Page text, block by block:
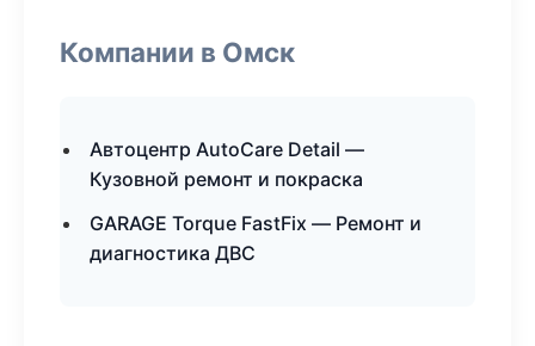
Компании в Омск
Автоцентр AutoCare Detail —
Кузовной ремонт и покраска
GARAGE Torque FastFix — Ремонт и
диагностика ДВС